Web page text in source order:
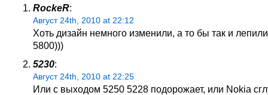
RockeR:
Август 24th, 2010 at 22:12
Хоть дизайн немного изменили, а то бы так и
5800)))
5230:
Август 24th, 2010 at 22:25
Или с выходом 5250 5228 подорожает, или Nokia